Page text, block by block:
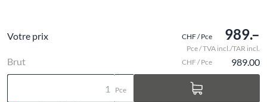
Votre prix CHF / Pce 989.–
Pce / TVA incl./TAR incl.
Brut CHF / Pce 989.00
Pce